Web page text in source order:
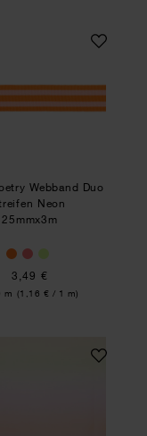
3mPaper Poetry
Webband Duo
Neon
25mmx3m
3,49 €
m (1,16 € / 1 m)
Futschikato
Paper Poetry